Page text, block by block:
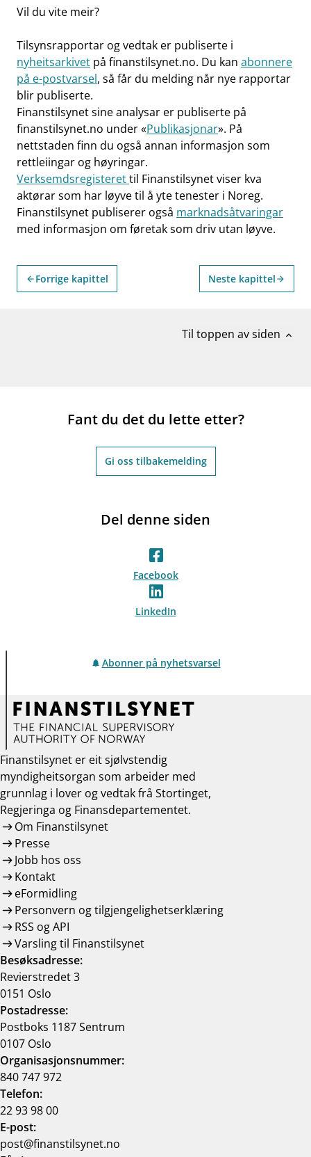
Vil du vite meir?
Tilsynsrapportar og vedtak er publiserte i
nyheitsarkivet på finanstilsynet.no. Du kan abonnere
på e-postvarsel, så får du melding når nye rapportar
blir publiserte.
Finanstilsynet sine analysar er publiserte på
finanstilsynet.no under «Publikasjonar». På
nettstaden finn du også annan informasjon som
rettleiingar og høyringar.
Verksemdsregisterettil Finanstilsynet viser kva
aktørar som har løyve til å yte tenester i Noreg.
Finanstilsynet publiserer også marknadsåtvaringar
med informasjon om føretak som driv utan løyve.
arrow_back Forrige kapittel Neste kapittel arrow_forward
Til toppen av siden expand_less
Fant du det du lette etter?
Gi oss tilbakemelding
Del denne siden
Facebook
LinkedIn
Abonner på nyhetsvarsel
Finanstilsynet er eit sjølvstendig
myndigheitsorgan som arbeider med
grunnlag i lover og vedtak frå Stortinget,
Regjeringa og Finansdepartementet.
Om Finanstilsynet
Presse
Jobb hos oss
Kontakt
eFormidling
Personvern og tilgjengelighetserklæring
RSS og API
Varsling til Finanstilsynet
Besøksadresse:
Revierstredet 3
0151 Oslo
Postadresse:
Postboks 1187 Sentrum
0107 Oslo
Organisasjonsnummer:
840 747 972
Telefon:
22 93 98 00
E-post:
post@finanstilsynet.no